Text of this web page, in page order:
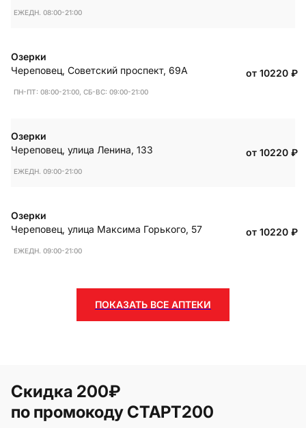
ЕЖЕДН. 08:00-21:00
Озерки
Череповец, Советский проспект, 69А
ПН-ПТ: 08:00-21:00, СБ-ВС: 09:00-21:00
от 10220 ₽
Озерки
Череповец, улица Ленина, 133
ЕЖЕДН. 09:00-21:00
от 10220 ₽
Озерки
Череповец, улица Максима Горького, 57
ЕЖЕДН. 09:00-21:00
от 10220 ₽
ПОКАЗАТЬ ВСЕ АПТЕКИ
Скидка 200₽
по промокоду СТАРТ200